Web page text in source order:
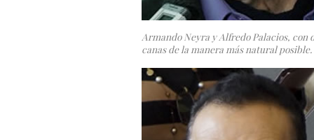
Armando Neyra y Alfredo Palacios,
canas de la manera más natural